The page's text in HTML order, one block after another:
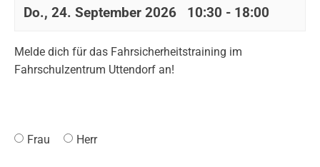
Do., 24. September 2026 10:30 - 18:00
Melde dich für das Fahrsicherheitstraining im
Fahrschulzentrum Uttendorf an!
Frau Herr